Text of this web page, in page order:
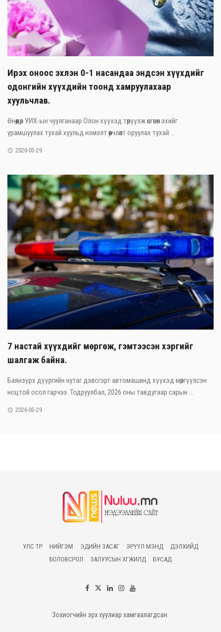
Ирэх оноос эхлэн 0-1 насандаа эндсэн хүүхдийг
одонгийн хүүхдийн тоонд хамруулахаар
хуульчлав.
Өнөөдөр УИХ-ын чуулганаар Олон хүүхэд төрүүлж өсгөсөн эхийг
урамшуулах тухай хуульд нэмэлт өөрчлөлт оруулах тухай ...
2026-05-29
7 настай хүүхдийг мөргөж, гэмтээсэн хэргийг
шалгаж байна.
Баянзүрх дүүргийн нутаг дэвсгэрт автомашинд хүүхэд мөргүүлсэн
ноцтой осол гарчээ. Тодруулбал, 2026 оны тавдугаар сарын ...
2026-05-29
УЛС ТӨР НИЙГЭМ ЭДИЙН ЗАСАГ ЭРҮҮЛ МЭНД
ДЭЛХИЙД
БОЛОВСРОЛ
ЗАЛУУСЫН ХӨГЖИЛД БУСАД
Зохиогчийн эрх хуулиар хамгаалагдсан.